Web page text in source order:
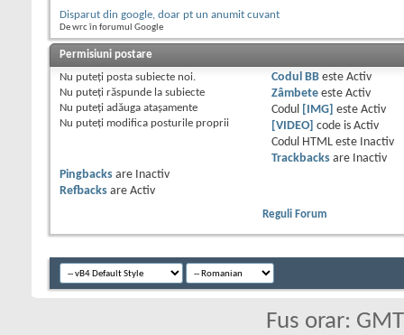
Disparut din google, doar pt un anumit cuvant
De wrc în forumul Google
Permisiuni postare
Nu puteţi posta subiecte noi.
Nu puteţi răspunde la subiecte
Nu puteţi adăuga ataşamente
Nu puteţi modifica posturile proprii
Codul BBeste Activ
Zâmbeteeste Activ
Codul
[IMG] este Activ
[VIDEO] code is Activ
Codul HTML este
Inactiv
Trackbacksare
Inactiv
Pingbacks are
Inactiv
Refbacks are Activ
Reguli Forum
Fus orar: